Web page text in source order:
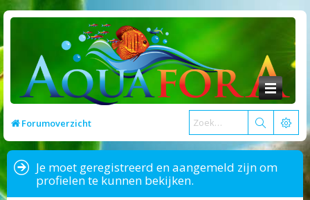
Forumoverzicht
Je moet geregistreerd en aangemeld zijn om
profielen te kunnen bekijken.